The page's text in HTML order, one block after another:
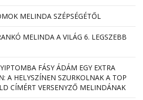
MELINDA SZÉPSÉGÉTŐL
MELINDA A VILÁG 6. LEGSZEBB
FÁSY ÁDÁM EGY EXTRA
A HELYSZÍNEN SZURKOLNAK A TOP
CÍMÉRT VERSENYZŐ MELINDÁNAK